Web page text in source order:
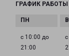
ГРАФИК РАБОТЫ
с 10:00 до
21:00